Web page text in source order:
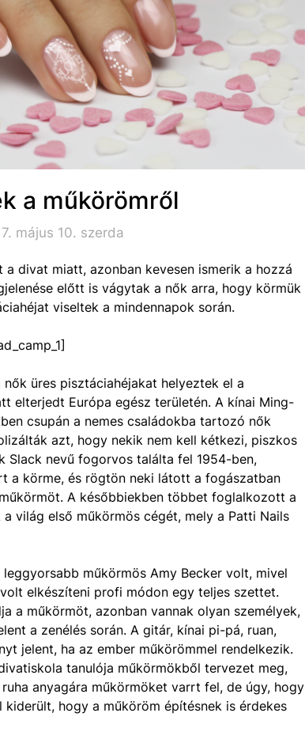
a műkörömről
május 10. szerda
divat miatt, azonban kevesen ismerik a hozzá
előtt is vágytak a nők arra, hogy körmük
viseltek a mindennapok során.
üres pisztáciahéjakat helyeztek el a
elterjedt Európa egész területén. A kínai Ming-
csupán a nemes családokba tartozó nők
azt, hogy nekik nem kell kétkezi, piszkos
Slack nevű fogorvos találta fel 1954-ben,
a körme, és rögtön neki látott a fogászatban
A későbbiekben többet foglalkozott a
világ első műkörmös cégét, mely a Patti Nails
műkörmös Amy Becker volt, mivel
elkészíteni profi módon egy teljes szettet.
a műkörmöt, azonban vannak olyan személyek,
a zenélés során. A gitár, kínai pi-pá, ruan,
jelent, ha az ember műkörömmel rendelkezik.
tanulója műkörmökből tervezet meg,
anyagára műkörmöket varrt fel, de úgy, hogy
hogy a műköröm építésnek is érdekes